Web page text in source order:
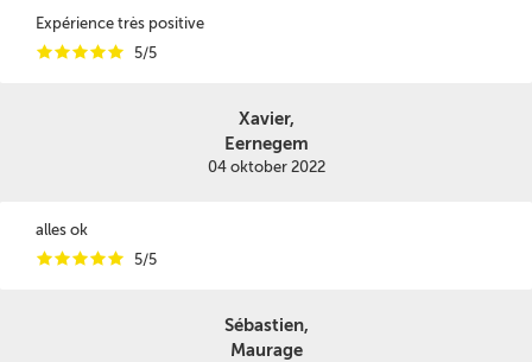
Expérience très positive
iiiii 5/5
Xavier,
Eernegem
04 oktober 2022
alles ok
iiiii 5/5
Sébastien,
Maurage